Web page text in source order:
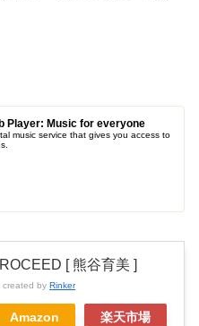
Player: Music for everyone
music service that gives you access to
[ 熊谷育美 ]
created by Rinker
Amazon 楽天市場